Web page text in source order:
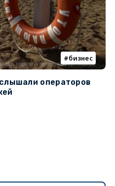
бизнес
операторов